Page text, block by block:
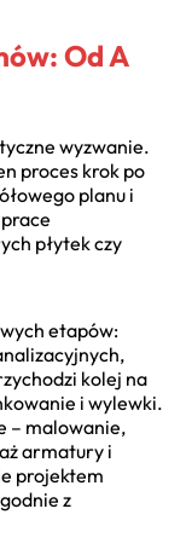
Od A
wyzwanie.
proces krok po
planu i
płytek czy
etapów:
kolej na
i wylewki.
– malowanie,
armatury i
projektem
z